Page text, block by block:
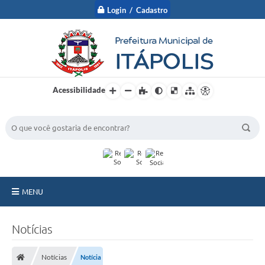
Login / Cadastro
Acessibilidade
MENU
Notícias
Notícias Notícia